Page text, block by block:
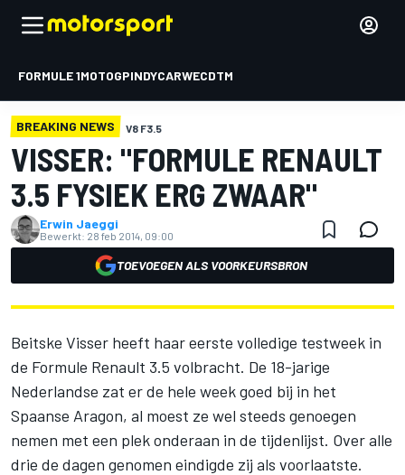
FORMULE 1MOTOGPINDYCARWECDTM
BREAKING NEWS V8 F3.5
VISSER: "FORMULE RENAULT
3.5 FYSIEK ERG ZWAAR"
Erwin Jaeggi
Bewerkt: 28 feb 2014, 09:00
TOEVOEGEN ALS VOORKEURSBRON
Beitske Visser heeft haar eerste volledige testweek in
de Formule Renault 3.5 volbracht. De 18-jarige
Nederlandse zat er de hele week goed bij in het
Spaanse Aragon, al moest ze wel steeds genoegen
nemen met een plek onderaan in de tijdenlijst. Over alle
drie de dagen genomen eindigde zij als voorlaatste.